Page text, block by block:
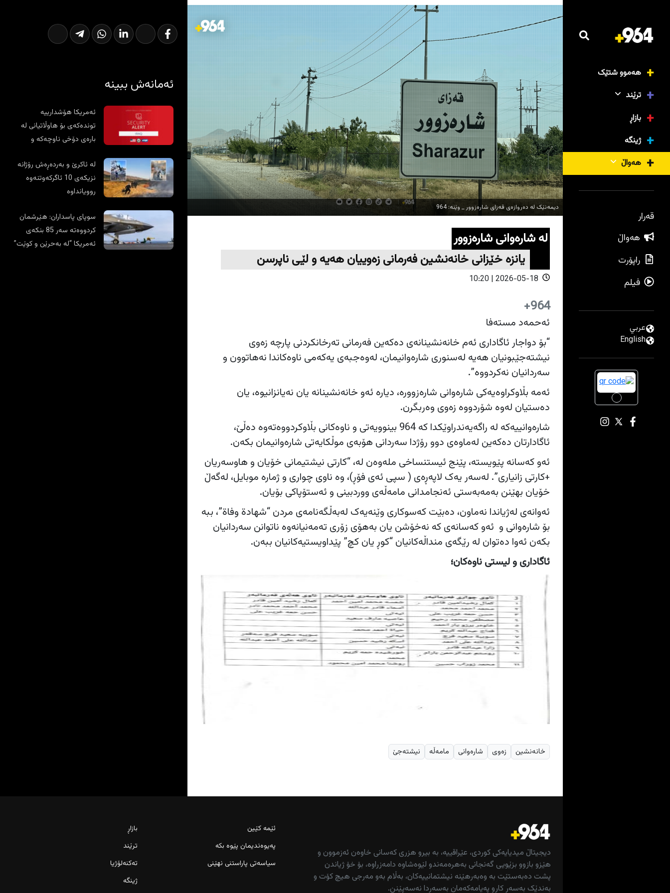
هەموو شتێک
ترێند
بازاڕ
ژینگە
هەواڵ
قەرار
هەواڵ
راپۆرت
فیلم
عربي
English
دیمەنێک لە دەروازەی قەزای شارەزوور _ وێنە: 964
لە شارەوانی شارەزوور
یانزە خێزانی خانەنشین فەرمانی زەوییان هەیە و لێی ناپرسن
2026-05-18 | 10:20
964+
ئەحمەد مستەفا
“بۆ دواجار ئاگاداری ئەم خانەنشینانەی دەکەین فەرمانی تەرخانکردنی پارچە زەوی
نیشتەجێبونیان هەیە لەسنوری شارەوانیمان، لەوەجبەی یەکەمی ناوەکاندا نەهاتوون و
سەردانیان نەکردووە”.
ئەمە بڵاوکراوەیەکی شارەوانی شارەزوورە، دیارە ئەو خانەنشینانە یان نەیانزانیوە، یان
دەستیان لەوە شۆردووە زەوی وەربگرن.
شارەوانییەکە لە راگەیەندراوێکدا کە 964 بینوویەتی و ناوەکانی بڵاوکردووەتەوە دەڵێ،
ئاگادارتان دەکەین لەماوەی دوو رۆژدا سەردانی هۆبەی موڵکایەتی شارەوانیمان بکەن.
ئەو کەسانە پێویستە، پێنج ئیستنساخی ملەوەن لە، “کارتی نیشتیمانی خۆیان و هاوسەریان
+کارتی زانیاری”. لەسەر یەک لاپەڕەی ( سپی ئەی فۆڕ)، وە ناوی چواری و ژمارە موبایل، لەگەڵ
خۆیان بهێنن بەمەبەستی ئەنجامدانی مامەڵەی ووردبینی و ئەستۆپاکی بۆیان.
ئەوانەی لەژیاندا نەماون، دەبێت کەسوکاری وێنەیەک لەبەڵگەنامەی مردن “شهادة وفاة”، ببە
بۆ شارەوانی و ئەو کەسانەی کە نەخۆشن یان بەهۆی زۆری تەمەنیانەوە ناتوانن سەردانیان
بکەن ئەوا دەتوان لە رێگەی منداڵەکانیان “کوڕ یان کچ” پێداویستیەکانیان ببەن.
ئاگاداری و لیستی ناوەکان؛
خانەنشین زەوی شارەوانی مامەڵە نیشتەجێ
ئەمانەش ببینە
ئەمریکا هۆشدارییە
توندەکەی بۆ هاوڵاتیانی لە
بارەی دۆخی ناوچەکە و
لە ئاکرێ و بەردەڕەش رۆژانە
نزیکەی 10 ئاگرکەوتنەوە
روویانداوە
سوپای پاسداران: هێرشمان
کردووەتە سەر 85 بنکەی
ئەمریکا “لە بەحرێن و کوێت”
دیجیتاڵ میدیایەکی کوردی، عێراقییە، بە بیرو هزری کەسانی خاوەن ئەزموون و
هێزو بازوو بزێویی گەنجانی بەهرەمەندو لێوەشاوە دامەزراوە، بۆ خۆ ژیاندن
پشت دەبەستێت بە وەبەرهێنە نیشتمانییەکان، بەڵام بەو مەرجی هیچ کۆت و
بەندێک بەسەر کارو پەیامەکەمان بەسەردا نەسەپێنن.
ئێمە کێین
پەیوەندیمان پێوە بکە
سیاسەتی پاراستنی نهێنی
بازاڕ
ترێند
تەکنەلۆژیا
ژینگە